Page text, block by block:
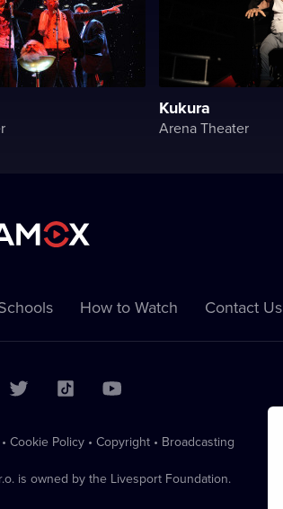
Kukura
Arena Theater
How to Watch Contact Us
• Cookie Policy • Copyright • Broadcasting
is owned by the Livesport Foundation.